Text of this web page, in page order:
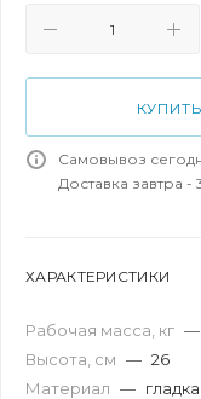
Самовывоз
Доставка завтра -
ХАРАКТЕРИСТИКИ
Рабочая масса, кг —
Высота, см — 26
Материал —